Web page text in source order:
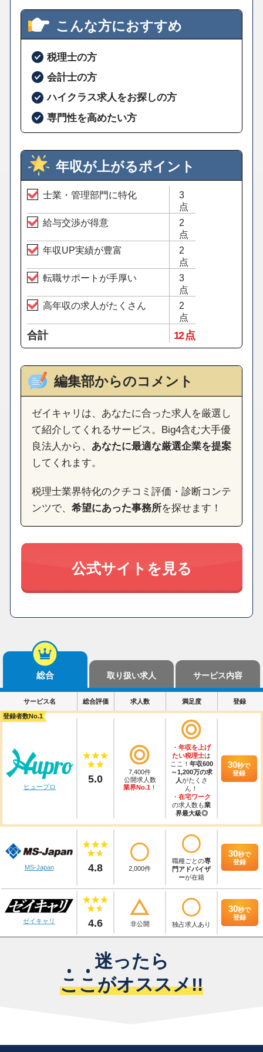
こんな方におすすめ
税理士の方
会計士の方
ハイクラス求人をお探しの方
専門性を高めたい方
年収が上がるポイント
士業・管理部門に特化
3
点
給与交渉が得意
2
点
年収UP実績が豊富
2
点
転職サポートが手厚い
3
点
高年収の求人がたくさん
2
点
合計 12 点
編集部からのコメント
ゼイキャリは、あなたに合った求人を厳選し
て紹介してくれるサービス。Big4含む大手優
良法人から、 あなたに最適な厳選企業を提案
してくれます。
税理士業界特化のクチコミ評価・診断コンテ
ンツで、 希望にあった事務所を探せます！
公式サイトを見る
総合 取り扱い求人 サービス内容
サービス名 総合評価 求人数 満足度 登録
登録者数No.1
ヒュープロ
5.0
7,400件
公開求人数
業界No.1！
・ 年収を上げ
たい税理士は
ここ！ 年収600
～1,200万の求
人がたくさ
ん！
・ 在宅ワーク
の求人数も業
界最大級◎
30秒で
登録
MS-Japan 4.8 2,000件
職種ごとの専
門アドバイザ
ーが在籍
30秒で
登録
ゼイキャリ 4.6 非公開 独占求人あり
30秒で
登録
迷ったら
ここがオススメ!!